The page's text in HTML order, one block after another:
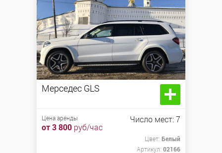
Мерседес GLS
Число мест: 7
Цена аренды
от 3 800 руб/час
Цвет: Белый
Артикул: 02166
Мерседес GLS
2018 г.в. 7 мест, максимальная комплектация.
Заказать прокат